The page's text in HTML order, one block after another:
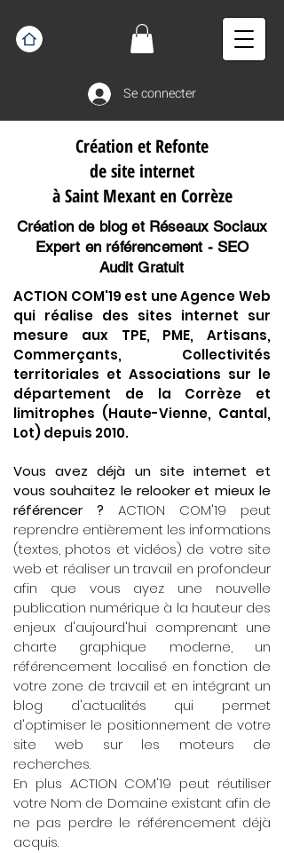
Se connecter
Création et Refonte
de site internet
à Saint Mexant en Corrèze
Création de blog et Réseaux Sociaux
Expert en référencement - SEO
Audit Gratuit
ACTION COM'19 est une Agence Web
qui réalise des sites internet sur
mesure aux TPE, PME, Artisans,
Commerçants, Collectivités
territoriales et Associations sur le
département de la Corrèze et
limitrophes (Haute-Vienne, Cantal,
Lot) depuis 2010.
Vous avez déjà un site internet et
vous souhaitez le relooker et mieux le
référencer ? ACTION COM'19 peut
reprendre entièrement les informations
(textes, photos et vidéos) de votre site
web et réaliser un travail en profondeur
afin que vous ayez une nouvelle
publication numérique à la hauteur des
enjeux d'aujourd'hui comprenant une
charte graphique moderne, un
référencement localisé en fonction de
votre zone de travail et en intégrant un
blog d'actualités qui permet
d'optimiser le positionnement de votre
site web sur les moteurs de
recherches.
En plus ACTION COM'19 peut réutiliser
votre Nom de Domaine existant afin de
ne pas perdre le référencement déjà
acquis.